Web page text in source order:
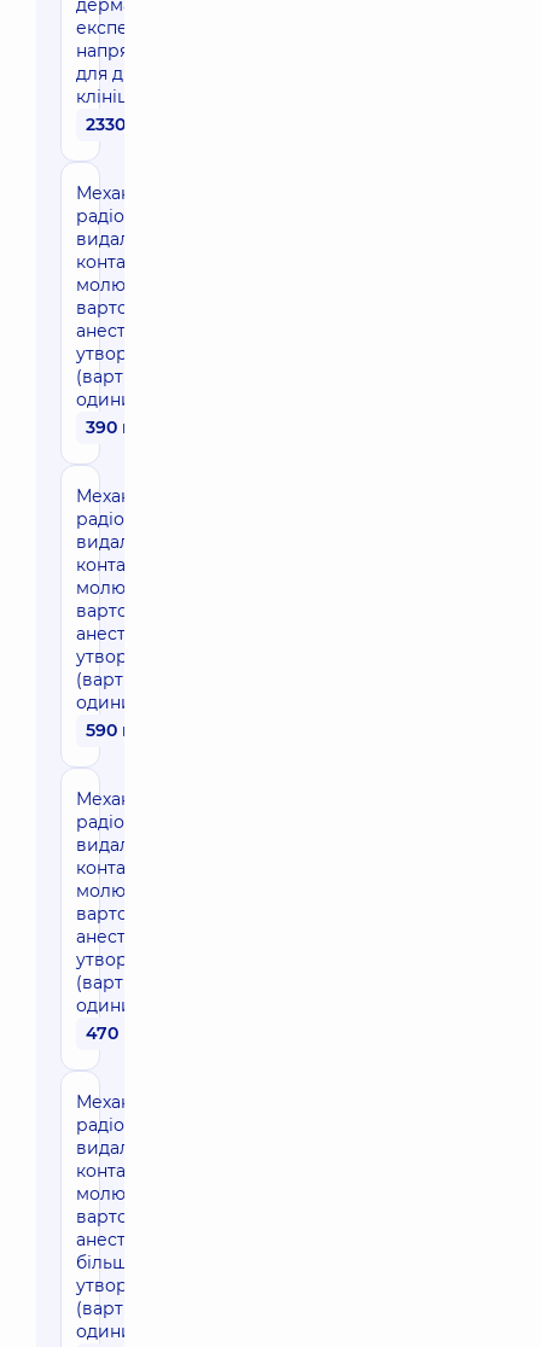
дерматолога
експерта
напрямку
для дітей в
клініці
2330 грн
Механічне (або
радіохвильове)
видалення
контагіозних
молюсків (без
вартості
анестезії), 11-20
утворень
(вартість за
одиницю)
390 грн
Механічне (або
радіохвильове)
видалення
контагіозних
молюсків (без
вартості
анестезії), 1-5
утворень
(вартість за
одиницю)
590 грн
Механічне (або
радіохвильове)
видалення
контагіозних
молюсків (без
вартості
анестезії), 6-10
утворень
(вартість за
одиницю)
470 грн
Механічне (або
радіохвильове)
видалення
контагіозних
молюсків (без
вартості
анестезії),
більше 20
утворень
(вартість за
одиницю)